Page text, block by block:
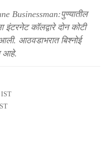
Businessman:पुण्यातील
इंटरनेट कॉलद्वारे दोन कोटी
आठवडाभरात बिश्नोई
आहे.
IST